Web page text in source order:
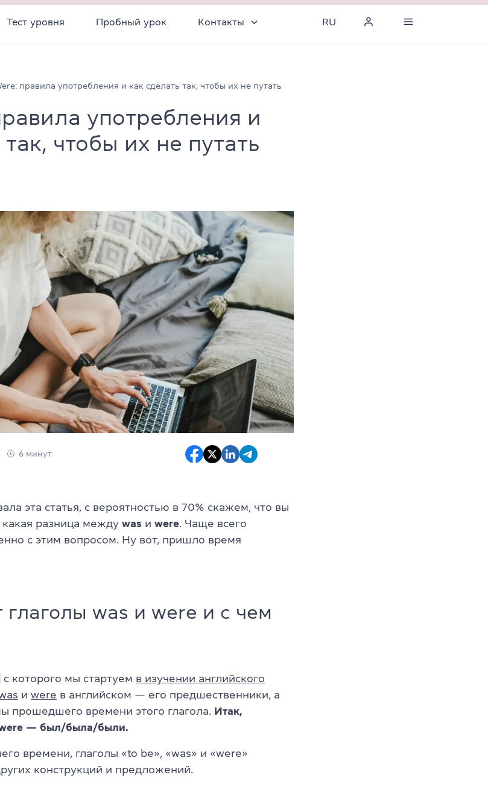
Тест уровня Пробный урок Контакты RU
правила употребления и как сделать так, чтобы их не путать
употребления и
так, чтобы их не путать
6 минут
эта статья, с вероятностью в 70% скажем, что вы
какая разница между was и were. Чаще всего
с этим вопросом. Ну вот, пришло время
глаголы was и were и с чем
с которого мы стартуем в изучении английского
и were в английском — его предшественники, а
прошедшего времени этого глагола. Итак,
were — был/была/были.
времени, глаголы «to be», «was» и «were»
конструкций и предложений.